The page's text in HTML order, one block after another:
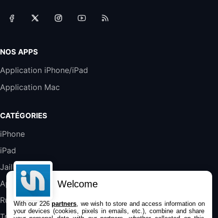
19,9€23,99€Amazon
Galaxy S25 FE 6,7\" 5G Nano SIM 128 Go
Blanc
45,98€
NOS APPS
Application iPhone/iPad
Application Mac
CATÉGORIES
iPhone
iPad
Jailbreak
Applications
Rumeurs
Welcome
With our 226partners , we wish to store and access information on
your devices (cookies, pixels in emails, etc.), combine and share